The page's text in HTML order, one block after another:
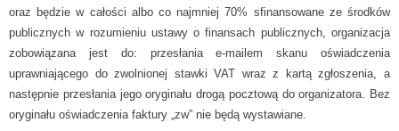
oraz będzie w całości albo co najmniej 70% sfinansowane ze środków
publicznych w rozumieniu ustawy o finansach publicznych, organizacja
zobowiązana jest do: przesłania e-mailem skanu oświadczenia
uprawniającego do zwolnionej stawki VAT wraz z kartą zgłoszenia, a
następnie przesłania jego oryginału drogą pocztową do organizatora. Bez
oryginału oświadczenia faktury „zw” nie będą wystawiane.